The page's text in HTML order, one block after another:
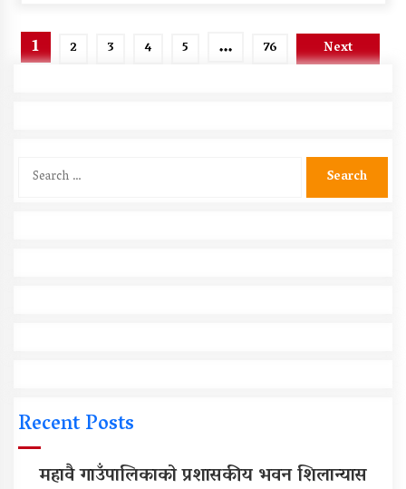
Posts
pagination
1 2 3 4 5 … 76 Next
Search
Recent Posts
महावै गाउँपालिकाको प्रशासकीय भवन शिलान्यास